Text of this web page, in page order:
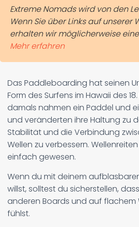
Extreme Nomads wird von den
Wenn Sie über Links auf unserer
erhalten wir möglicherweise
Mehr erfahren
Das Paddleboarding hat seinen
Form des Surfens im Hawaii des
damals nahmen ein Paddel und
und veränderten ihre Haltung zu
Stabilität und die Verbindung
Wellen zu verbessern.
einfach gewesen.
Wenn du mit deinem
willst, solltest du sicherstellen,
anderen Boards und auf flachem
fühlst.